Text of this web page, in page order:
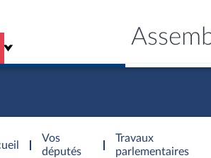
Vos
députés
Travaux
parlementaires